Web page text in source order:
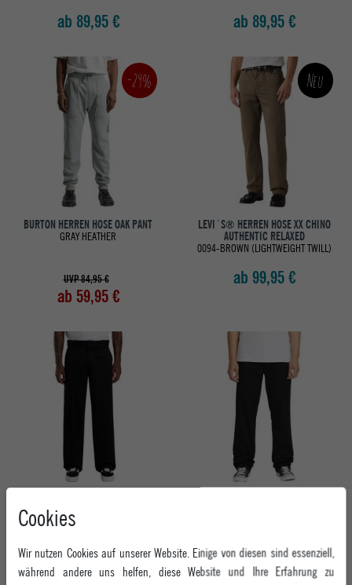
ab 89,95 € ab 89,95 €
-29%
BURTON HERREN HOSE OAK PANT
GRAY HEATHER
UVP 84,95 €
ab 59,95 €
Neu
LEVI´S® HERREN HOSE XX CHINO
AUTHENTIC RELAXED
0094-BROWN (LIGHTWEIGHT TWILL)
ab 99,95 €
WORK PANT
ab 69,95 € ab 74,95 €
Cookies
Wir nutzen Cookies auf unserer Website. Einige von diesen sind essenziell,
während andere uns helfen, diese Website und Ihre Erfahrung zu